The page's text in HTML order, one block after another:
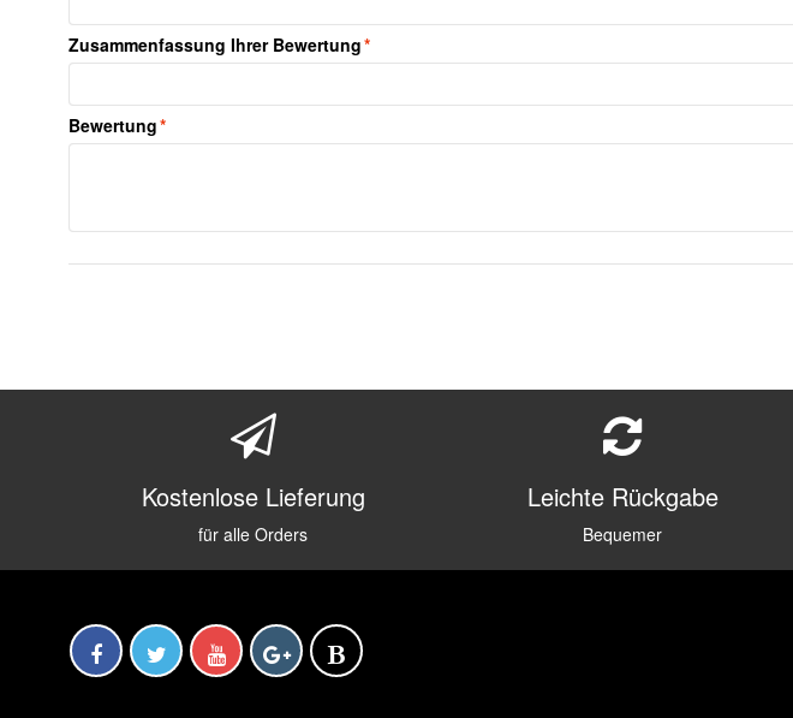
*
Zusammenfassung Ihrer Bewertung
*
Bewertung
Kostenlose Lieferung
für alle Orders
Leichte Rückgabe
Bequemer